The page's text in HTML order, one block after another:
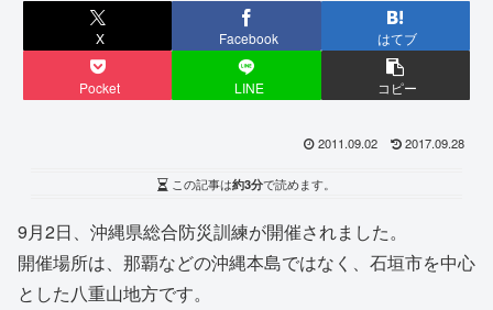
X Facebook はてブ
Pocket LINE コピー
2011.09.02 2017.09.28
この記事は約3分で読めます。
9月2日、沖縄県総合防災訓練が開催されました。
開催場所は、那覇などの沖縄本島ではなく、石垣市を中心
とした八重山地方です。